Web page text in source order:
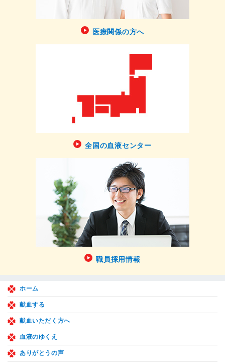
医療関係の方へ
全国の血液センター
職員採用情報
ホーム
献血する
献血いただく方へ
血液のゆくえ
ありがとうの声